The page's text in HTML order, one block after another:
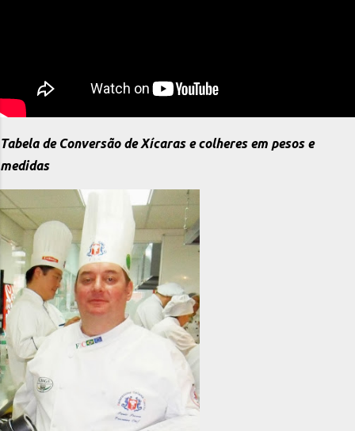
Tabela de Conversão de Xícaras e colheres em pesos e
medidas